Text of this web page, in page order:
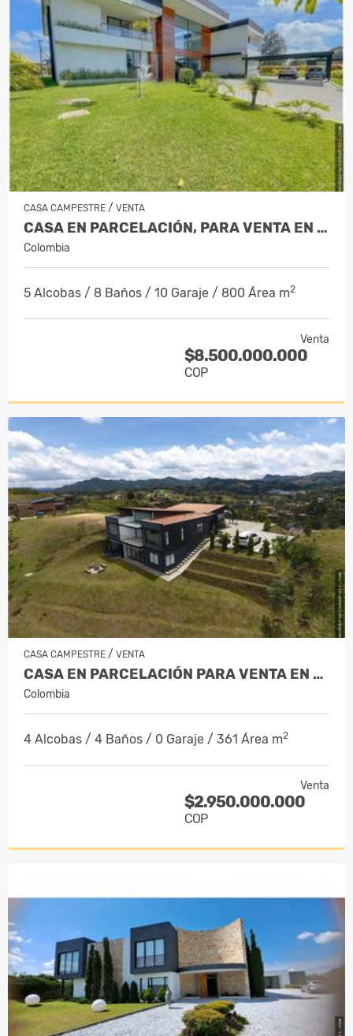
CASA CAMPESTRE / VENTA
CASA EN PARCELACIÓN, PARA VENTA EN RIO…
Colombia
5 Alcobas / 8 Baños / 10 Garaje / 800 Área m2
Venta
$8.500.000.000
COP
CASA CAMPESTRE / VENTA
CASA EN PARCELACIÓN PARA VENTA EN EL…
Colombia
4 Alcobas / 4 Baños / 0 Garaje / 361 Área m2
Venta
$2.950.000.000
COP